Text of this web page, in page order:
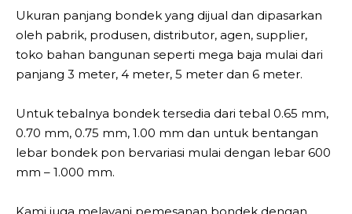
Ukuran panjang bondek yang dijual dan dipasarkan
oleh pabrik, produsen, distributor, agen, supplier,
toko bahan bangunan seperti mega baja mulai dari
panjang 3 meter, 4 meter, 5 meter dan 6 meter.
Untuk tebalnya bondek tersedia dari tebal 0.65 mm,
0.70 mm, 0.75 mm, 1.00 mm dan untuk bentangan
lebar bondek pon bervariasi mulai dengan lebar 600
mm – 1.000 mm.